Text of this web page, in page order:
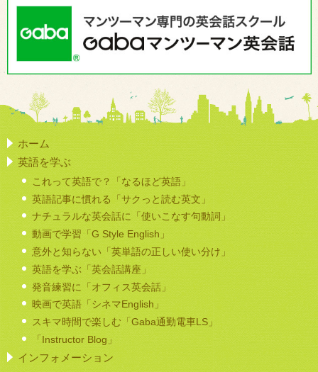
ホーム
英語を学ぶ
これって英語で？「なるほど英語」
英語記事に慣れる「サクっと読む英文」
ナチュラルな英会話に「使いこなす句動詞」
動画で学習「G Style English」
意外と知らない「英単語の正しい使い分け」
英語を学ぶ「英会話講座」
発音練習に「オフィス英会話」
映画で英語「シネマEnglish」
スキマ時間で楽しむ「Gaba通勤電車LS」
「Instructor Blog」
インフォメーション